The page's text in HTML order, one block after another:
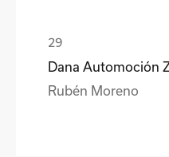
Dana Automoción
Rubén Moreno